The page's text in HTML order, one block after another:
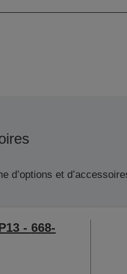
d’options et
- 668-